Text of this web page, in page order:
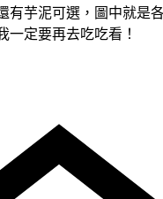
有芋泥可選，圖中就是
一定要再去吃吃看！